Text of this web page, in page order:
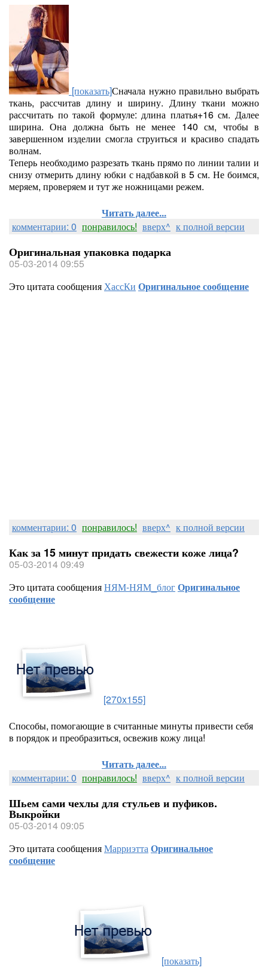
[показать]Сначала нужно правильно выбрать
ткань, рассчитав длину и ширину. Длину ткани можно
рассчитать по такой формуле: длина платья+16 см. Далее
ширина. Она должна быть не менее 140 см, чтобы в
завершенном изделии смогла струиться и красиво спадать
волнам.
Теперь необходимо разрезать ткань прямо по линии талии и
снизу отмерить длину юбки с надбавкой в 5 см. Не боимся,
меряем, проверяем и тут же ножницами режем.
Читать далее...
комментарии: 0 понравилось! вверх^ к полной версии
Оригинальная упаковка подарка
05-03-2014 09:55
Это цитата сообщенияХассКи Оригинальное сообщение
комментарии: 0 понравилось! вверх^ к полной версии
Как за 15 минут придать свежести коже лица?
05-03-2014 09:49
Это цитата сообщенияНЯМ-НЯМ_блогОригинальное
сообщение
[270x155]
Способы, помогающие в считанные минуты привести себя
в порядок и преобразиться, освежив кожу лица!
Читать далее...
комментарии: 0 понравилось! вверх^ к полной версии
Шьем сами чехлы для стульев и пуфиков.
Выкройки
05-03-2014 09:05
Это цитата сообщенияМарриэттаОригинальное
сообщение
[показать]